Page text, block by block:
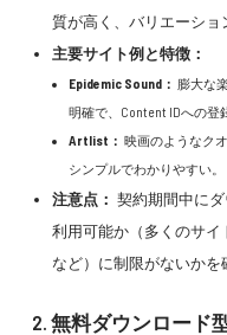
質が高く、バリエーショ
主要サイト例と特徴：
Epidemic Sound： 膨大な
明確で、Content IDへの登
Artlist： 映画のようなク
シンプルでわかりやすい。
注意点： 契約期間中に
利用可能か（多くのサイ
など）に制限がないかを
2. 無料ダウンロード